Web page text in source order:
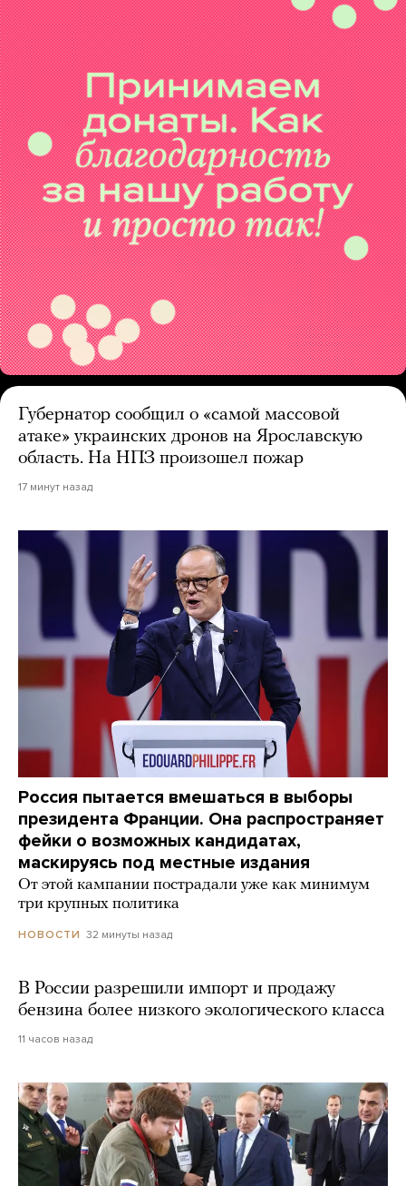
Губернатор сообщил о «самой массовой
атаке» украинских дронов на Ярославскую
область. На НПЗ произошел пожар
17 минут назад
Россия пытается вмешаться в выборы
президента Франции. Она распространяет
фейки о возможных кандидатах,
маскируясь под местные издания
От этой кампании пострадали уже как минимум
три крупных политика
НОВОСТИ 32 минуты назад
В России разрешили импорт и продажу
бензина более низкого экологического класса
11 часов назад